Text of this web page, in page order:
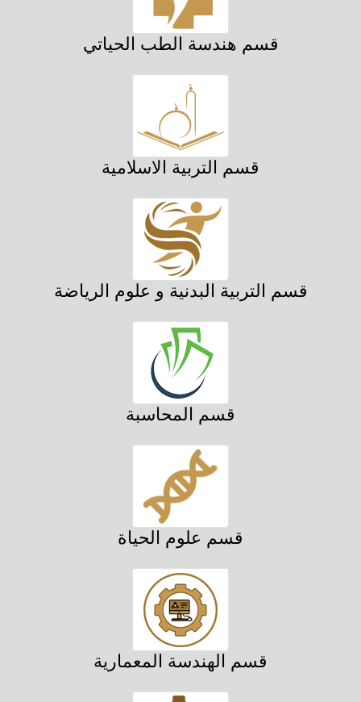
قسم هندسة الطب الحياتي
قسم التربية الاسلامية
قسم التربية البدنية و علوم الرياضة
قسم المحاسبة
قسم علوم الحياة
قسم الهندسة المعمارية